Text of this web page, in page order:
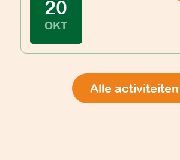
20
OKT
Alle activiteiten